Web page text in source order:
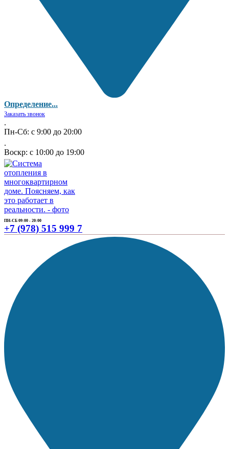
Определение...
Заказать звонок
.
Пн-Сб: с 9:00 до 20:00
.
Воскр: с 10:00 до 19:00
ПН-СБ 09:00 - 20:00
+7 (978) 515 999 7